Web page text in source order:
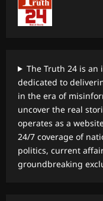
The Truth 24 is
dedicated to
in the era of
uncover the real
operates as a
24/7 coverage of
politics, current
groundbreaking